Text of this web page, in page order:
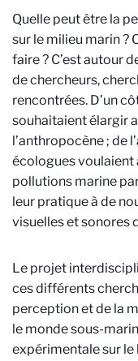
Quelle peut être la
sur le milieu marin ?
faire ? C’est autour
de chercheurs,
rencontrées. D’un
souhaitaient élargir
l’anthropocène ; de
écologues voulaient
pollutions marine
leur pratique à de
visuelles et sonores
Le projet
ces différents
perception et de la
le monde sous-
expérimentale sur